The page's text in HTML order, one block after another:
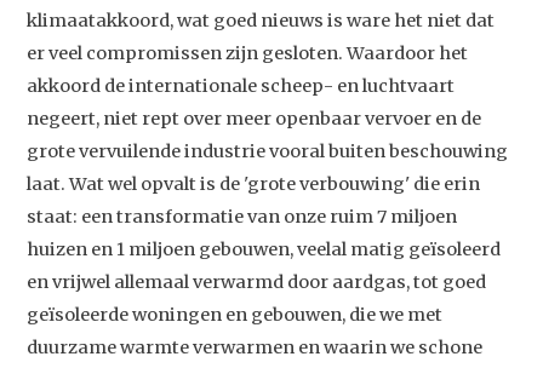
klimaatakkoord, wat goed nieuws is ware het niet dat
er veel compromissen zijn gesloten. Waardoor het
akkoord de internationale scheep- en luchtvaart
negeert, niet rept over meer openbaar vervoer en de
grote vervuilende industrie vooral buiten beschouwing
laat. Wat wel opvalt is de 'grote verbouwing' die erin
staat: een transformatie van onze ruim 7 miljoen
huizen en 1 miljoen gebouwen, veelal matig geïsoleerd
en vrijwel allemaal verwarmd door aardgas, tot goed
geïsoleerde woningen en gebouwen, die we met
duurzame warmte verwarmen en waarin we schone